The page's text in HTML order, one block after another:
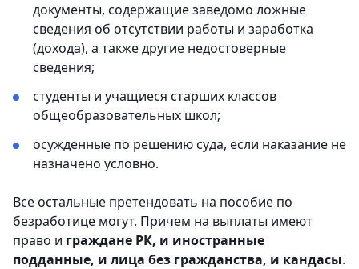
документы, содержащие заведомо ложные
сведения об отсутствии работы и заработка
(дохода), а также другие недостоверные
сведения;
студенты и учащиеся старших классов
общеобразовательных школ;
осужденные по решению суда, если наказание не
назначено условно.
Все остальные претендовать на пособие по
безработице могут. Причем на выплаты имеют
право и граждане РК, и иностранные
подданные, и лица без гражданства, и кандасы.